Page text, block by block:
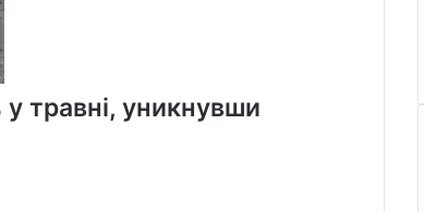
травні, уникнувши